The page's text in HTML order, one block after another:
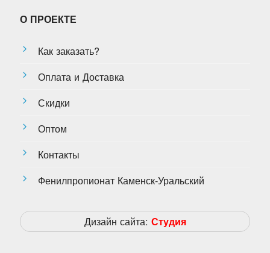
О ПРОЕКТЕ
Как заказать?
Оплата и Доставка
Скидки
Оптом
Контакты
Фенилпропионат Каменск-Уральский
Дизайн сайта: Студия